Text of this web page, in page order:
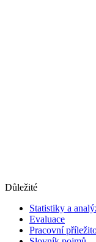
Důležité
Statistiky a
Evaluace
Pracovní